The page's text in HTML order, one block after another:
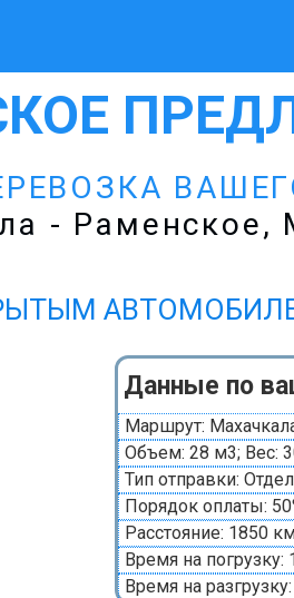
- Раменское,
АВТОМОБИЛЕМ
Данные по
Маршрут:
Объем: 28 м3; Вес:
Тип отправки:
Порядок оплаты:
Расстояние: 1850
Время на погрузку:
Время на